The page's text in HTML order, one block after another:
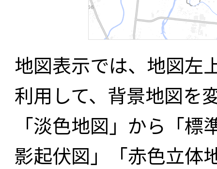
地図表示では、地図左
利用して、背景地図を
「淡色地図」から「
影起伏図」「赤色立体